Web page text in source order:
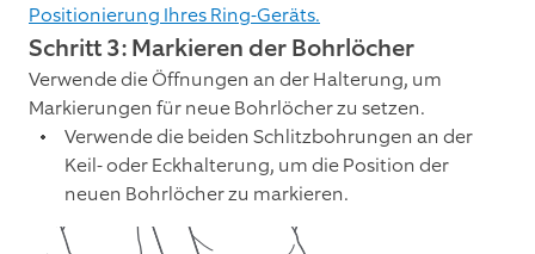
Positionierung Ihres Ring-Geräts.
Schritt 3: Markieren der Bohrlöcher
Verwende die Öffnungen an der Halterung, um
Markierungen für neue Bohrlöcher zu setzen.
Verwende die beiden Schlitzbohrungen an der
Keil- oder Eckhalterung, um die Position der
neuen Bohrlöcher zu markieren.